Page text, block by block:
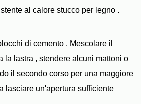
al calore stucco per legno .
di cemento . Mescolare il
la lastra , stendere alcuni mattoni o
il secondo corso per una maggiore
lasciare un'apertura sufficiente